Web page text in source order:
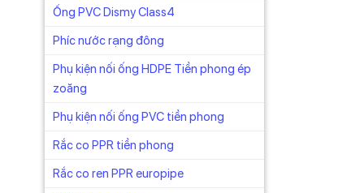
Ống PVC Dismy Class4
Phíc nước rạng đông
Phụ kiện nối ống HDPE Tiền phong ép
zoăng
Phụ kiện nối ống PVC tiền phong
Rắc co PPR tiền phong
Rắc co ren PPR europipe